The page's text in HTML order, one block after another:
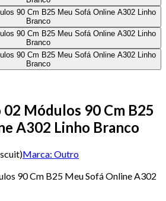
Módulos 90 Cm B25
A302 Linho Branco
)Marca: Outro
90 Cm B25 Meu Sofá Online A302